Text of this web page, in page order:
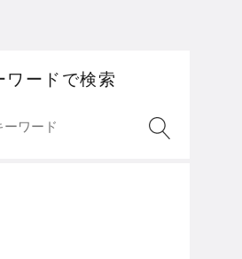
ワードで検索